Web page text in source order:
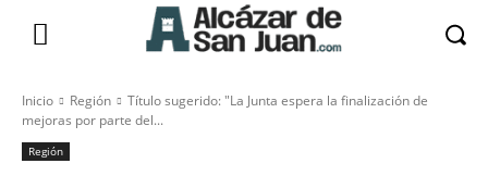
Inicio Región
Título sugerido: "La Junta espera la finalización de
mejoras por parte del...
Región